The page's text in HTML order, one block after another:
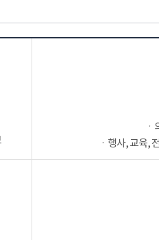
ㆍ
ㆍ행사, 교육,